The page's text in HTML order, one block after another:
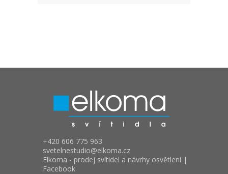
+420 606 775 963
svetelnestudio
elkoma.cz
Elkoma - prodej svítidel a návrhy osvětlení |
Facebook